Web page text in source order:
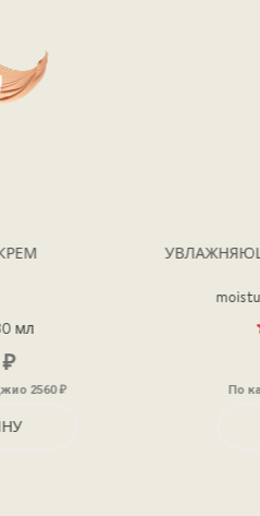
ДЛЯ ЛИЦА
(4)
₽
2640₽
КРЕМ ДЛЯ
По